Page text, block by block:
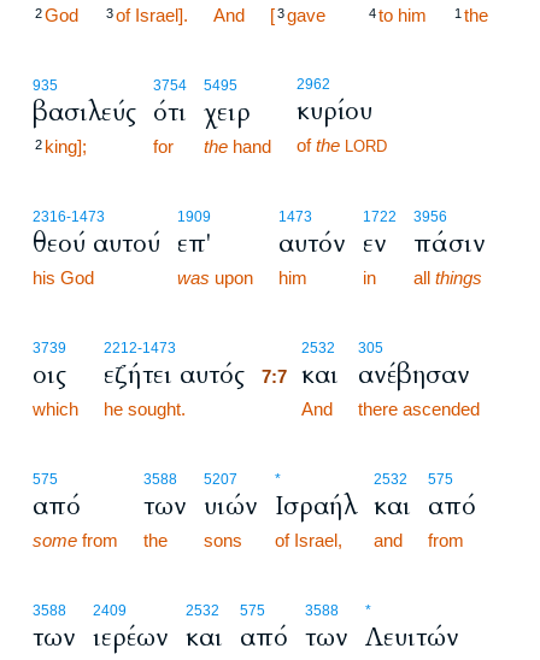
2God 3of Israel]. And [3gave 4to him 1 the
935
βασιλεύς
2 king];
3754
ότι
for
5495
χειρ
the hand
2962
κυρίου
ofthe LORD
2316-1473
θεού αυτού
his God
1909
επ'
was upon
1473
αυτόν
him
1722
εν
in
3956
πάσιν
all things
3739
οις
which
2212-1473
εζήτει αυτός
he sought.
2532
7:7 και
And
305
ανέβησαν
there ascended
575
από
some from
3588
των
the
5207
υιών
sons
*
Ισραήλ
of Israel,
2532
και
and
575
από
from
3588
των
2409
ιερέων
2532
και
575
από
3588
των
*
Λευιτών